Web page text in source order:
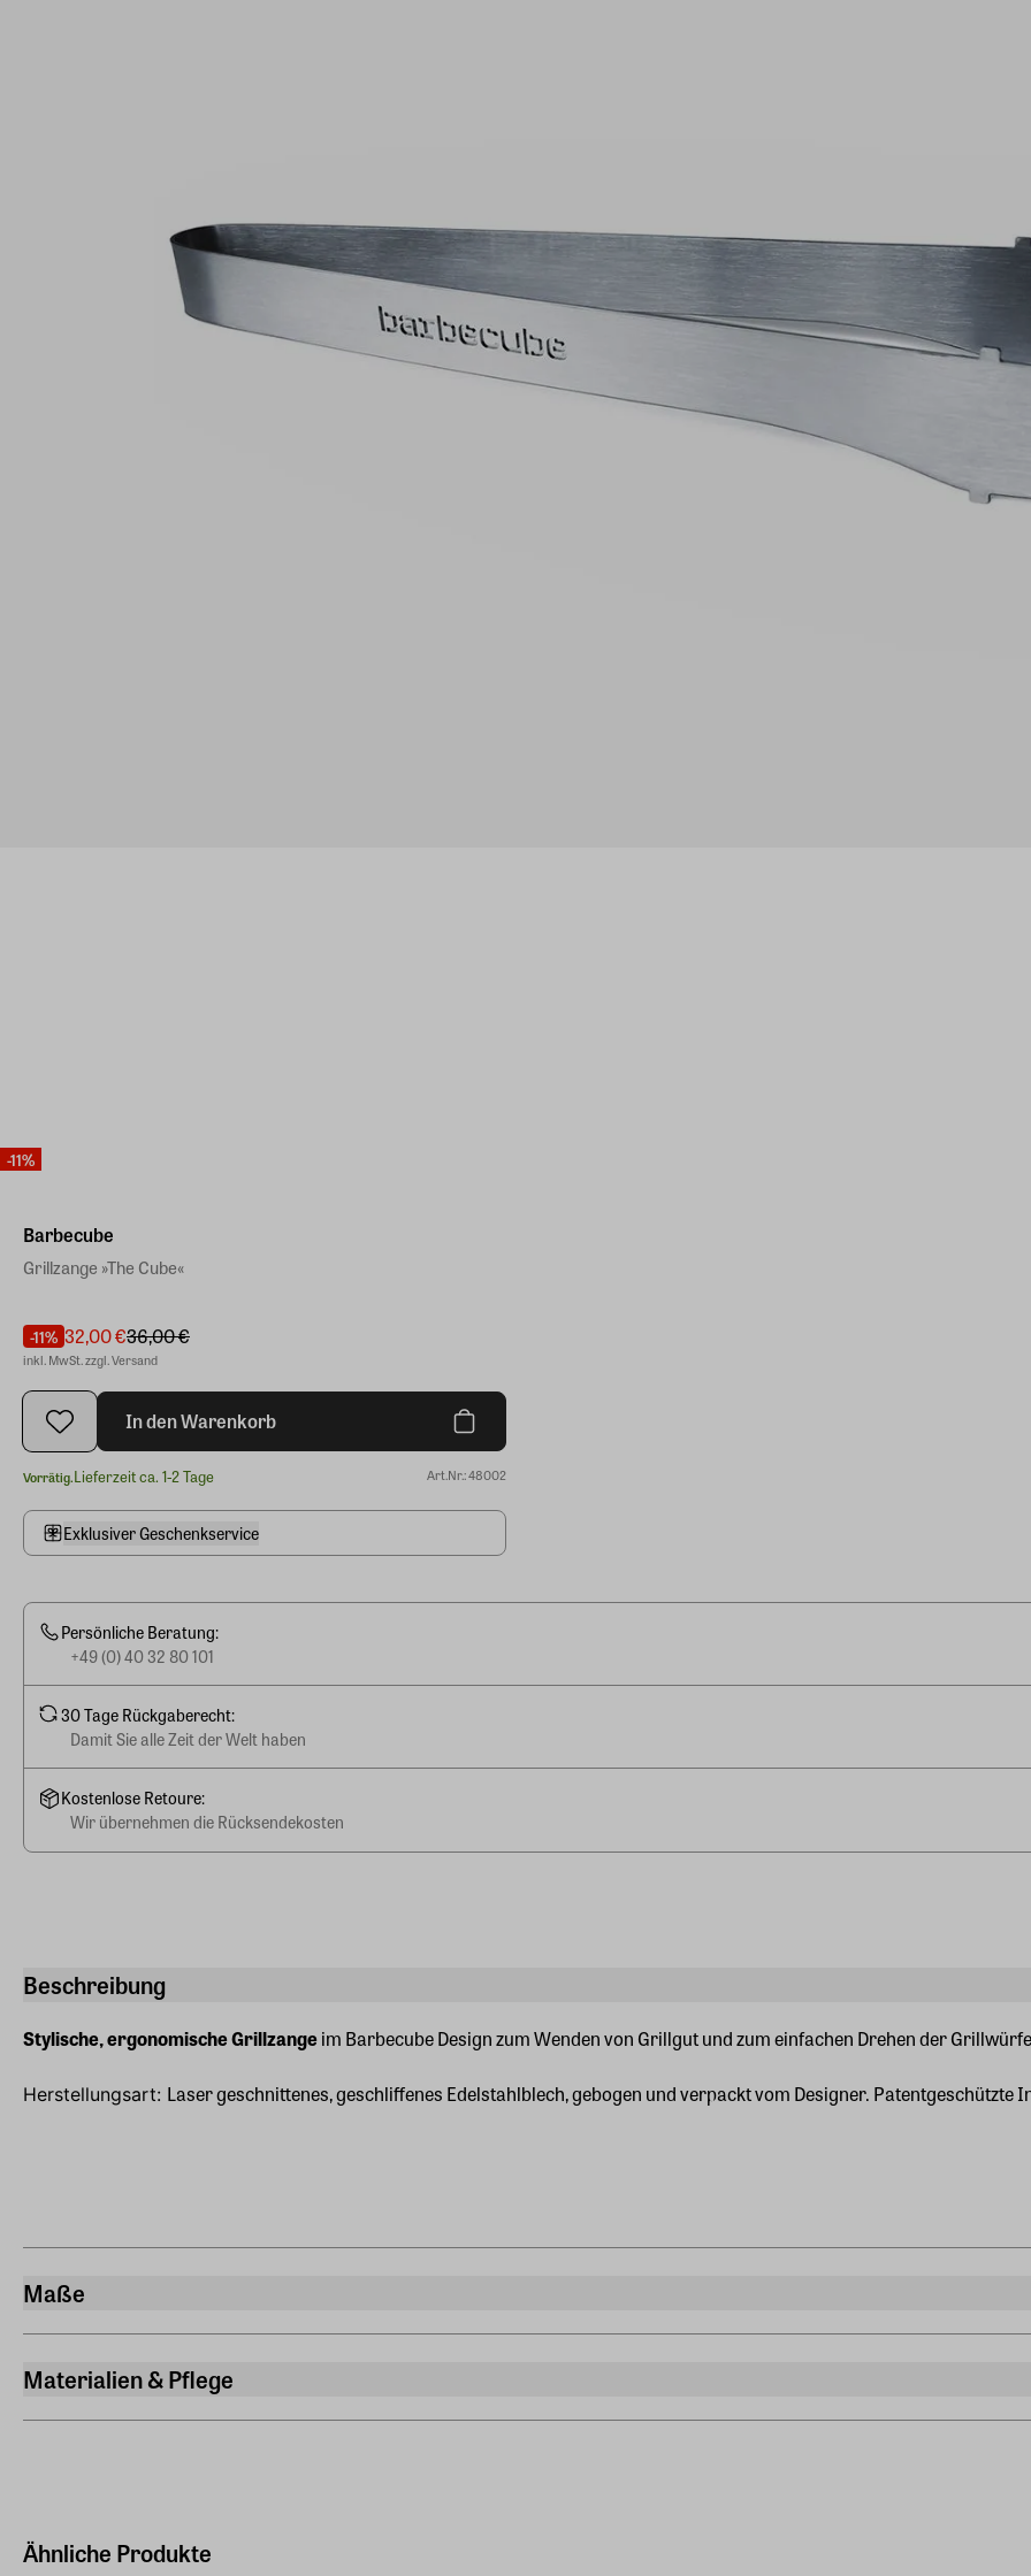
-11%
Beschreibung
Stylische, ergonomische Grillzangeim Barbecube Design zum Wenden von Grillgut und zum einfachen Drehen der
Herstellungsart: Laser geschnittenes, geschliffenes Edelstahlblech, gebogen und verpackt vom Designer. Patentgeschützte
Maße
Länge
37,50 cm
Gewicht
Materialien & Pflege
Barbecube
Grillzange »The Cube«
-11% 32,00 €36,00 €
inkl. MwSt. zzgl. Versand
In den Warenkorb
Vorrätig.Lieferzeit ca. 1-2 Tage Art.Nr.: 48002
Exklusiver Geschenkservice
Persönliche Beratung:
+49 (0) 40 32 80 101
30 Tage Rückgaberecht:
Damit Sie alle Zeit der Welt haben
Kostenlose Retoure:
Wir übernehmen die Rücksendekosten
Ähnliche Produkte